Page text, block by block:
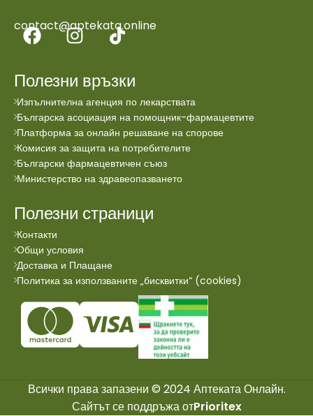
contact@aptekata.online
Полезни връзки
Изпълнителна агенция по лекарствата
Българска асоциация на помощник-фармацевтите
Платформа за онлайн решаване на спорове
Комисия за защита на потребителите
Български фармацевтичен съюз
Министерство на здравеопазването
Полезни страници
Контакти
Общи условия
Доставка и Плащане
Политика за използваните „бисквитки“ (cookies)
Всички права запазени © 2024 Аптеката Онлайн.
Сайтът се поддръжа отPrioritex